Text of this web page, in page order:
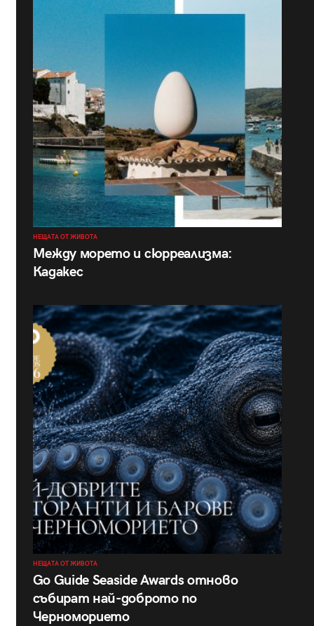
НЕЩАТА ОТ ЖИВОТА
Между морето и сюрреализма:
Кадакес
НЕЩАТА ОТ ЖИВОТА
Go Guide Seaside Awards отново
събират най-доброто по
Черноморието